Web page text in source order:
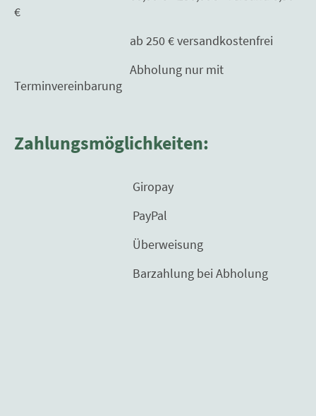
€
ab 250 € versandkostenfrei
Abholung nur mit
Terminvereinbarung
Zahlungsmöglichkeiten:
Giropay
PayPal
Überweisung
Barzahlung bei Abholung